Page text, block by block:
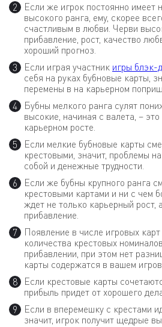
Если же игрок постоянно имеет
высокого ранга, ему, скорее
счастливым в любви. Черви
прибавление, рост, качество
хороший прогноз.
Если играя участник игры блэк-
себя на руках бубновые карты,
перемены в на карьерном
Бубны мелкого ранга сулят
высокие, начиная с валета, –
карьерном росте.
Если мелкие бубновые карты
крестовыми, значит, проблемы
собой и денежные трудности.
Если же бубны крупного ранга
крестовыми картами и ни с чем
ждет не только карьерный рост,
прибавление.
Появление в числе игровых
количества крестовых
прибавлении, при этом нет
карты содержатся в вашем
Если крестовые карты
прибыль придет от хорошего
Если в вперемешку с крестами
значит, игрок получит щедрые